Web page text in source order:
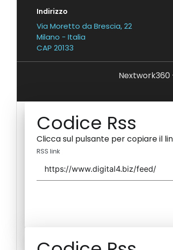
Indirizzo
Via Moretto da Brescia, 22
Milano - Italia
CAP 20133
Nextwork360
Codice Rss
Clicca sul pulsante per copiare il
RSS link